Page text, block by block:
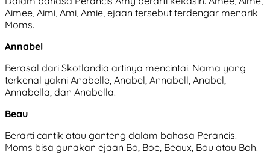
Aimee, Aimi, Ami, Amie, ejaan tersebut terdengar menarik
Moms.
Annabel
Berasal dari Skotlandia artinya mencintai. Nama yang
terkenal yakni Anabelle, Anabel, Annabell, Anabel,
Annabella, dan Anabella.
Beau
Berarti cantik atau ganteng dalam bahasa Perancis.
Moms bisa gunakan ejaan Bo, Boe, Beaux, Bou atau Boh.